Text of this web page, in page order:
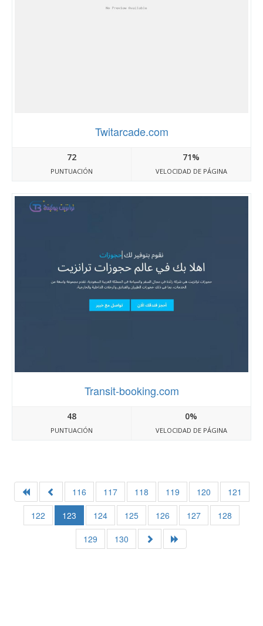
Twitarcade.com
72
PUNTUACIÓN
71%
VELOCIDAD DE PÁGINA
Transit-booking.com
48
PUNTUACIÓN
0%
VELOCIDAD DE PÁGINA
116 117 118 119 120
121
122
123 124 125 126 127
128
129
130